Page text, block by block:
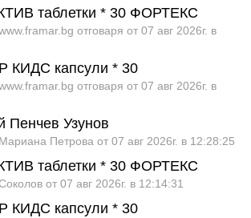
таблетки * 30 ФОРТЕКС
отговаря от 07 авг 2026г. в
капсули * 30
отговаря от 07 авг 2026г. в
Пенчев Узунов
Петрова от 07 авг 2026г. в 12:28:25
таблетки * 30 ФОРТЕКС
от 07 авг 2026г. в 12:14:31
капсули * 30